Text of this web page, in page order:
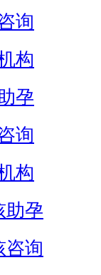
询
构
孕
询
构
助孕
咨询